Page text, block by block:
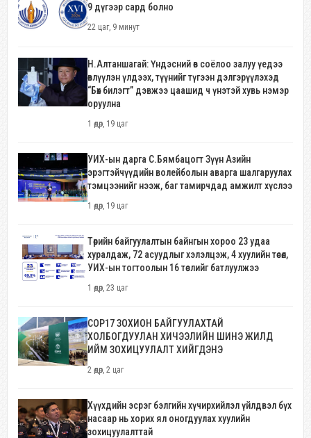
9 дүгээр сард болно
22 цаг, 9 минут
Н.Алтаншагай: Үндэсний өв соёлоо залуу үедээ
өвлүүлэн үлдээх, түүнийг түгээн дэлгэрүүлэхэд
“Бөх билэгт” дэвжээ цаашид ч үнэтэй хувь нэмэр
оруулна
1 өдөр, 19 цаг
УИХ-ын дарга С.Бямбацогт Зүүн Азийн
эрэгтэйчүүдийн волейболын аварга шалгаруулах
тэмцээнийг нээж, баг тамирчдад амжилт хүслээ
1 өдөр, 19 цаг
Төрийн байгуулалтын байнгын хороо 23 удаа
хуралдаж, 72 асуудлыг хэлэлцэж, 4 хуулийн төсөл,
УИХ-ын тогтоолын 16 төслийг батлуулжээ
1 өдөр, 23 цаг
COP17 ЗОХИОН БАЙГУУЛАХТАЙ
ХОЛБОГДУУЛАН ХИЧЭЭЛИЙН ШИНЭ ЖИЛД
ИЙМ ЗОХИЦУУЛАЛТ ХИЙГДЭНЭ
2 өдөр, 2 цаг
Хүүхдийн эсрэг бэлгийн хүчирхийлэл үйлдвэл бүх
насаар нь хорих ял оногдуулах хуулийн
зохицуулалттай